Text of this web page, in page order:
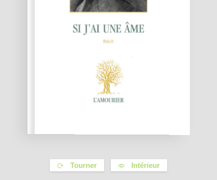
Tourner Intérieur